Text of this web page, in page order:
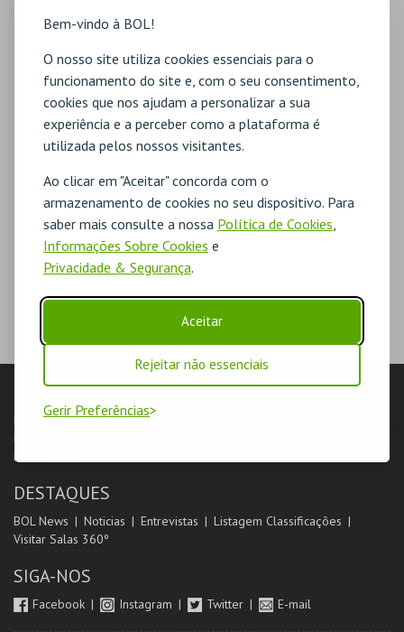
Bem-vindo à BOL!
O nosso site utiliza cookies essenciais para o
funcionamento do site e, com o seu consentimento,
cookies que nos ajudam a personalizar a sua
experiência e a perceber como a plataforma é
utilizada pelos nossos visitantes.
Ao clicar em "Aceitar" concorda com o
armazenamento de cookies no seu dispositivo. Para
saber mais consulte a nossa Política de Cookies,
Informações Sobre Cookies e
Privacidade & Segurança.
Aceitar
Rejeitar não essenciais
Gerir Preferências
LOJA
Pesquisar Carrinho de compras
Packs
Minha Conta
DESTAQUES
BOL News Noticias Entrevistas
Listagem Classificações
Visitar Salas 360º
SIGA-NOS
Facebook Instagram Twitter E-mail